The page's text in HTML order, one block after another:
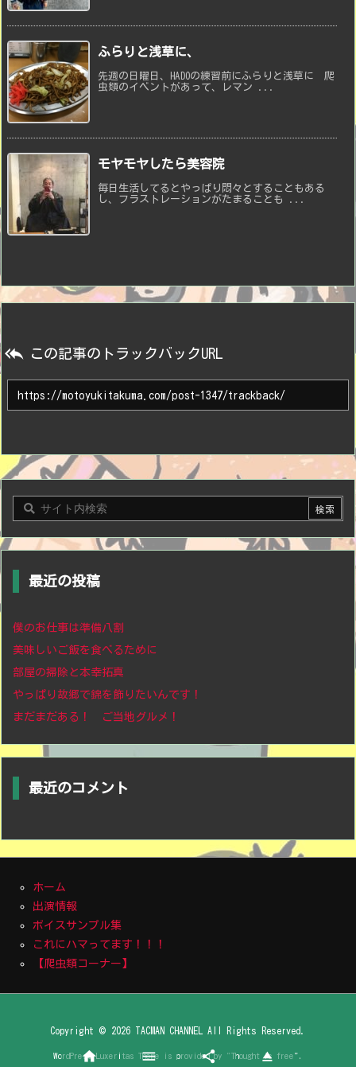
ふらりと浅草に、
先週の日曜日、HADOの練習前にふらりと浅草に 爬
虫類のイベントがあって、レマン ...
モヤモヤしたら美容院
毎日生活してるとやっぱり悶々とすることもある
し、フラストレーションがたまることも ...
 この記事のトラックバックURL
最近の投稿
僕のお仕事は準備八割
美味しいご飯を食べるために
部屋の掃除と本幸拓真
やっぱり故郷で錦を飾りたいんです！
まだまだある！ ご当地グルメ！
最近のコメント
ホーム
出演情報
ボイスサンプル集
これにハマってます！！！
【爬虫類コーナー】
Copyright © 2026 TACMAN CHANNEL All Rights Reserved.
WordPress Luxeritas Theme is provided by "Thought is free".
   